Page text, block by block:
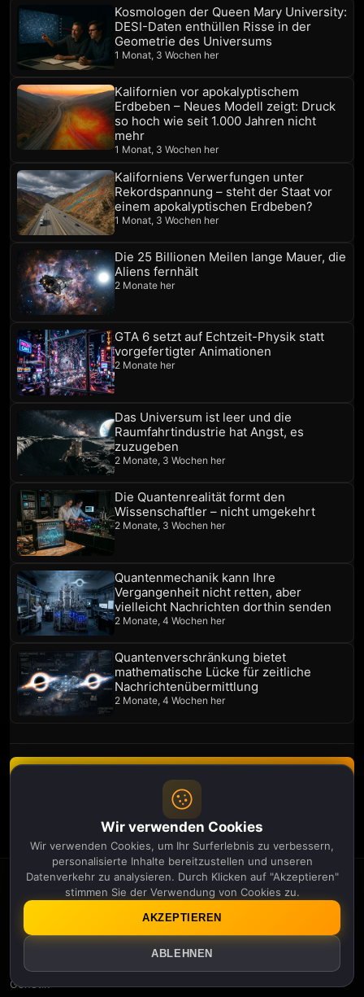
Kosmologen der Queen Mary University:
DESI-Daten enthüllen Risse in der
Geometrie des Universums
1 Monat, 3 Wochen her
Kalifornien vor apokalyptischem
Erdbeben – Neues Modell zeigt: Druck
so hoch wie seit 1.000 Jahren nicht
mehr
1 Monat, 3 Wochen her
Kaliforniens Verwerfungen unter
Rekordspannung – steht der Staat vor
einem apokalyptischen Erdbeben?
1 Monat, 3 Wochen her
Die 25 Billionen Meilen lange Mauer, die
Aliens fernhält
2 Monate her
GTA 6 setzt auf Echtzeit-Physik statt
vorgefertigter Animationen
2 Monate her
Das Universum ist leer und die
Raumfahrtindustrie hat Angst, es
zuzugeben
2 Monate, 3 Wochen her
Die Quantenrealität formt den
Wissenschaftler – nicht umgekehrt
2 Monate, 3 Wochen her
Quantenmechanik kann Ihre
Vergangenheit nicht retten, aber
vielleicht Nachrichten dorthin senden
2 Monate, 4 Wochen her
Quantenverschränkung bietet
mathematische Lücke für zeitliche
Nachrichtenübermittlung
2 Monate, 4 Wochen her
Benachrichtigungen verwalten
APOLLO THIRTEEN
Umwelt
Genetik
Wir verwenden Cookies
Wir verwenden Cookies, um Ihr Surferlebnis zu verbessern,
personalisierte Inhalte bereitzustellen und unseren
Datenverkehr zu analysieren. Durch Klicken auf "Akzeptieren"
stimmen Sie der Verwendung von Cookies zu.
ABLEHNEN
AKZEPTIEREN